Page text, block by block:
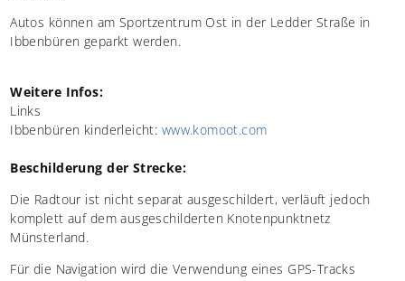
Autos können am Sportzentrum Ost in der Ledder Straße in
Ibbenbüren geparkt werden.
Weitere Infos:
Links
Ibbenbüren kinderleicht: www.komoot.com
Beschilderung der Strecke:
Die Radtour ist nicht separat ausgeschildert, verläuft jedoch
komplett auf dem ausgeschilderten Knotenpunktnetz
Münsterland.
Für die Navigation wird die Verwendung eines GPS-Tracks